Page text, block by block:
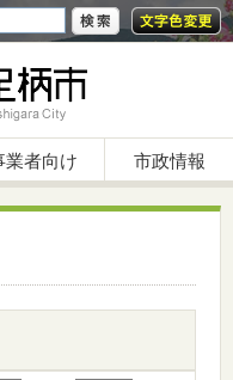
業者向け 市政情報